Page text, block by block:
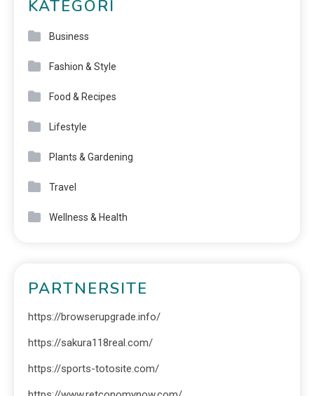
KATEGORI
Business
Fashion & Style
Food & Recipes
Lifestyle
Plants & Gardening
Travel
Wellness & Health
PARTNERSITE
https://browserupgrade.info/
https://sakura118real.com/
https://sports-totosite.com/